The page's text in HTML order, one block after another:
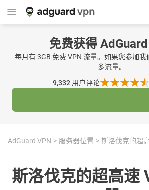
免费获得
每月有 3GB 免费 VPN 流量。如果您参加
多流量。
9,332 用户评论
AdGuard VPN 服务器位置 斯洛伐克的超
斯洛伐克的超高速